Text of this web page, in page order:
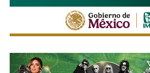
proyectiles, las defensas ucranianas
alrededor del 29 por ciento.
Kiev quiere “golpear al arquero”